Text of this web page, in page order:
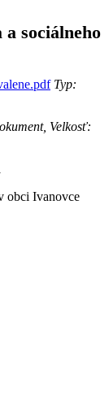
sociálneho
Typ:
Velkosť:
obci Ivanovce